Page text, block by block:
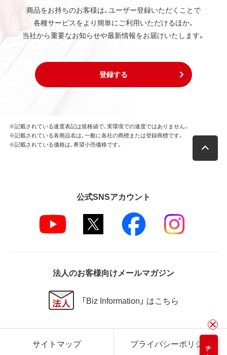
商品をお持ちのお客様は、ユーザー登録いただくことで
各種サービスをより簡単にご利用いただけるほか、
当社から重要なお知らせや最新情報をお届けいたします。
登録する
※記載されている速度表記は規格値で、実環境での速度ではありません。
※記載されている各商品名は、一般に各社の商標または登録商標です。
※記載されている価格は、希望小売価格です。
公式SNSアカウント
法人のお客様向けメールマガジン
「Biz Information」 はこちら
サイトマップ プライバシーポリシー